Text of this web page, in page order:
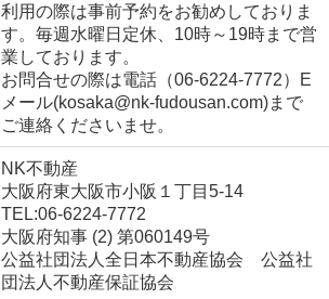
利用の際は事前予約をお勧めしておりま
す。毎週水曜日定休、10時～19時まで営
業しております。
お問合せの際は電話（06-6224-7772）E
メール(kosaka@nk-fudousan.com)まで
ご連絡くださいませ。
NK不動産
大阪府東大阪市小阪１丁目5-14
TEL:06-6224-7772
大阪府知事 (2) 第060149号
公益社団法人全日本不動産協会 公益社
団法人不動産保証協会